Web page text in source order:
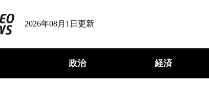
2026年08月1日更新
政治 経済